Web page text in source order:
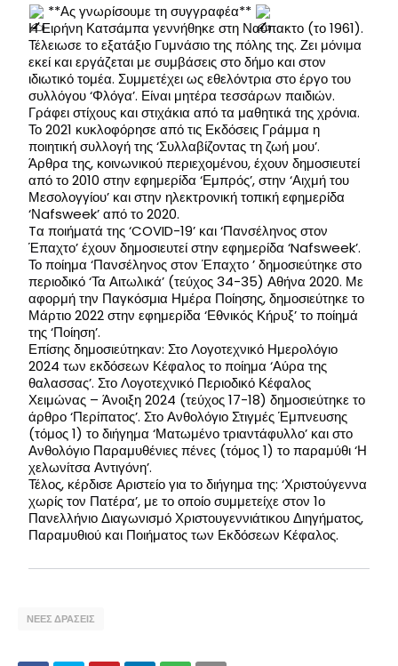
**Ας γνωρίσουμε τη συγγραφέα**
Η Ειρήνη Κατσάμπα γεννήθηκε στη Ναύπακτο (το 1961).
Τέλειωσε το εξατάξιο Γυμνάσιο της πόλης της. Ζει μόνιμα
εκεί και εργάζεται με συμβάσεις στο δήμο και στον
ιδιωτικό τομέα. Συμμετέχει ως εθελόντρια στο έργο του
συλλόγου ‘Φλόγα’. Είναι μητέρα τεσσάρων παιδιών.
Γράφει στίχους και στιχάκια από τα μαθητικά της χρόνια.
Το 2021 κυκλοφόρησε από τις Εκδόσεις Γράμμα η
ποιητική συλλογή της ‘Συλλαβίζοντας τη ζωή μου’.
Άρθρα της, κοινωνικού περιεχομένου, έχουν δημοσιευτεί
από το 2010 στην εφημερίδα ‘Εμπρός’, στην ‘Αιχμή του
Μεσολογγίου’ και στην ηλεκτρονική τοπική εφημερίδα
‘Νafsweek’ από το 2020.
Tα ποιήματά της ‘COVID-19’ και ‘Πανσέληνος στον
Έπαχτο’ έχουν δημοσιευτεί στην εφημερίδα ‘Nafsweek’.
Το ποίημα ‘Πανσέληνος στον Έπαχτο ’ δημοσιεύτηκε στο
περιοδικό ‘Τα Αιτωλικά’ (τεύχος 34-35) Αθήνα 2020. Με
αφορμή την Παγκόσμια Ημέρα Ποίησης, δημοσιεύτηκε το
Μάρτιο 2022 στην εφημερίδα ‘Εθνικός Κήρυξ’ το ποίημά
της ‘Ποίηση’.
Επίσης δημοσιεύτηκαν: Στο Λογοτεχνικό Ημερολόγιο
2024 των εκδόσεων Κέφαλος το ποίημα ‘Αύρα της
θαλασσας’. Στο Λογοτεχνικό Περιοδικό Κέφαλος
Χειμώνας – Άνοιξη 2024 (τεύχος 17-18) δημοσιεύτηκε το
άρθρο ‘Περίπατος’. Στο Ανθολόγιο Στιγμές Έμπνευσης
(τόμος 1) το διήγημα ‘Ματωμένο τριαντάφυλλο’ και στο
Ανθολόγιο Παραμυθένιες πένες (τόμος 1) το παραμύθι ‘Η
χελωνίτσα Αντιγόνη’.
Τέλος, κέρδισε Αριστείο για το διήγημα της: ‘Χριστούγεννα
χωρίς τον Πατέρα’, με το οποίο συμμετείχε στον 1ο
Πανελλήνιο Διαγωνισμό Χριστουγεννιάτικου Διηγήματος,
Παραμυθιού και Ποιήματος των Εκδόσεων Κέφαλος.
ΝΕΕΣ ΔΡΑΣΕΙΣ